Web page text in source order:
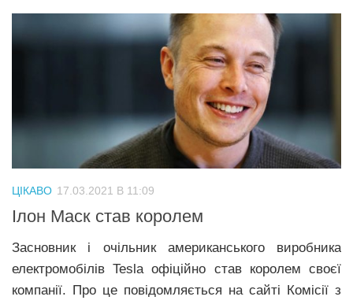
ЦІКАВО 17.03.2021 В 11:09
Ілон Маск став королем
Засновник і очільник американського виробника
електромобілів Tesla офіційно став королем своєї
компанії. Про це повідомляється на сайті Комісії з